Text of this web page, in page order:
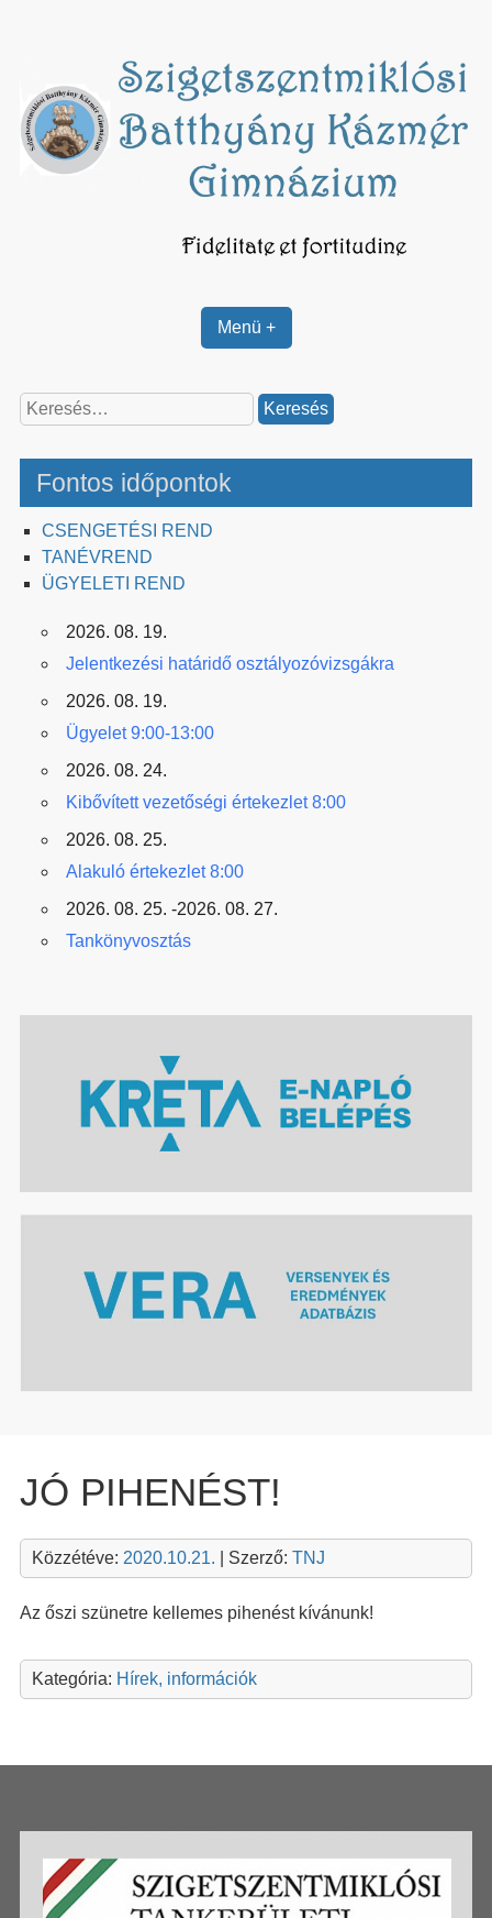
Menü +
Keresés:
Fontos időpontok
CSENGETÉSI REND
TANÉVREND
ÜGYELETI REND
2026. 08. 19.
Jelentkezési határidő osztályozóvizsgákra
2026. 08. 19.
Ügyelet 9:00-13:00
2026. 08. 24.
Kibővített vezetőségi értekezlet 8:00
2026. 08. 25.
Alakuló értekezlet 8:00
2026. 08. 25. -2026. 08. 27.
Tankönyvosztás
JÓ PIHENÉST!
Közzétéve: 2020.10.21. | Szerző: TNJ
Az őszi szünetre kellemes pihenést kívánunk!
Kategória: Hírek, információk